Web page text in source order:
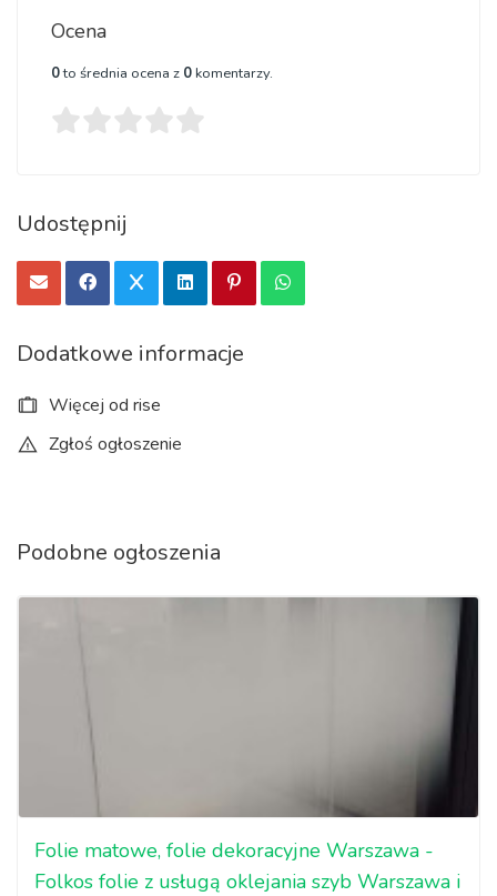
Ocena
0to średnia ocena z 0komentarzy.
Udostępnij
Dodatkowe informacje
Więcej od rise
Zgłoś ogłoszenie
Podobne ogłoszenia
Folie matowe, folie dekoracyjne Warszawa -
Folkos folie z usługą oklejania szyb Warszawa i